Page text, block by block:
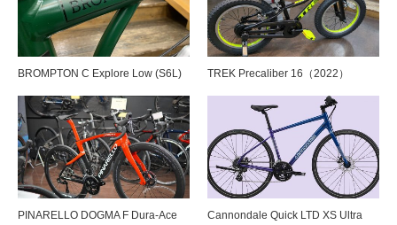
BROMPTON C Explore Low (S6L) TREK Precaliber 16（2022）
PINARELLO DOGMA F Dura-Ace
Cannondale Quick LTD XS Ultra